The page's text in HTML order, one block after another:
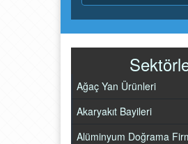
Ağaç Yan Ürünleri
Akaryakıt Bayileri
Alüminyum Doğrama